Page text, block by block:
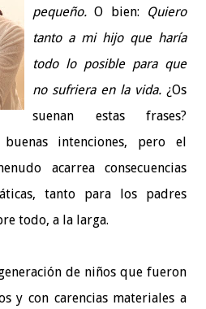
pequeño.O bien: Quiero
tanto a mi hijo que haría
todo lo posible para que
no sufriera en la vida. ¿Os
suenan estas frases?
buenas intenciones, pero el
acarrea consecuencias
tanto para los padres
todo, a la larga.
de niños que fueron
y con carencias materiales a